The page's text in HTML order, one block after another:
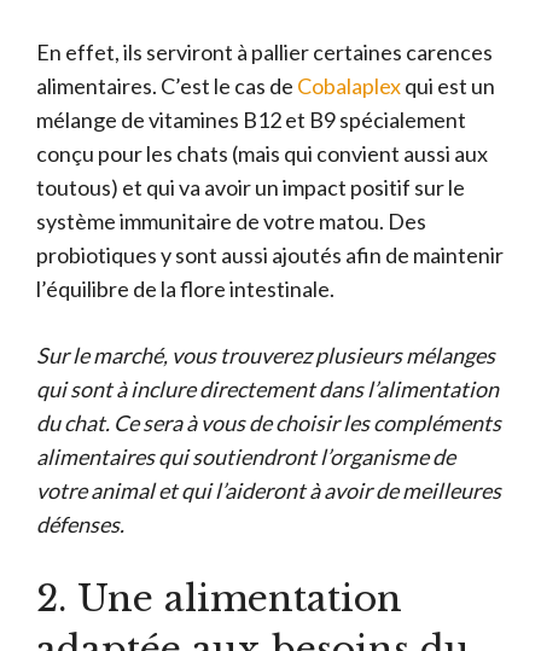
En effet, ils serviront à pallier certaines carences
alimentaires. C’est le cas de Cobalaplexqui est un
mélange de vitamines B12 et B9 spécialement
conçu pour les chats (mais qui convient aussi aux
toutous) et qui va avoir un impact positif sur le
système immunitaire de votre matou. Des
probiotiques y sont aussi ajoutés afin de maintenir
l’équilibre de la flore intestinale.
Sur le marché, vous trouverez plusieurs mélanges
qui sont à inclure directement dans l’alimentation
du chat. Ce sera à vous de choisir les compléments
alimentaires qui soutiendront l’organisme de
votre animal et qui l’aideront à avoir de meilleures
défenses.
2. Une alimentation